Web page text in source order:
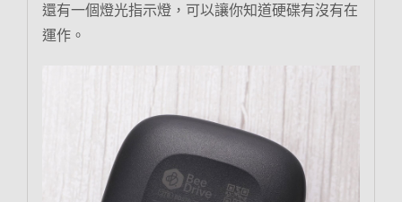
還有一個燈光指示燈，可以讓你知道硬碟有沒有在
運作。